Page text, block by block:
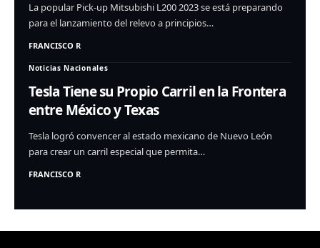
La popular Pick-up Mitsubishi L200 2023 se está preparando
para el lanzamiento del relevo a principios…
FRANCISCO R
Noticias Nacionales
Tesla Tiene su Propio Carril en la Frontera
entre México y Texas
Tesla logró convencer al estado mexicano de Nuevo León
para crear un carril especial que permita…
FRANCISCO R